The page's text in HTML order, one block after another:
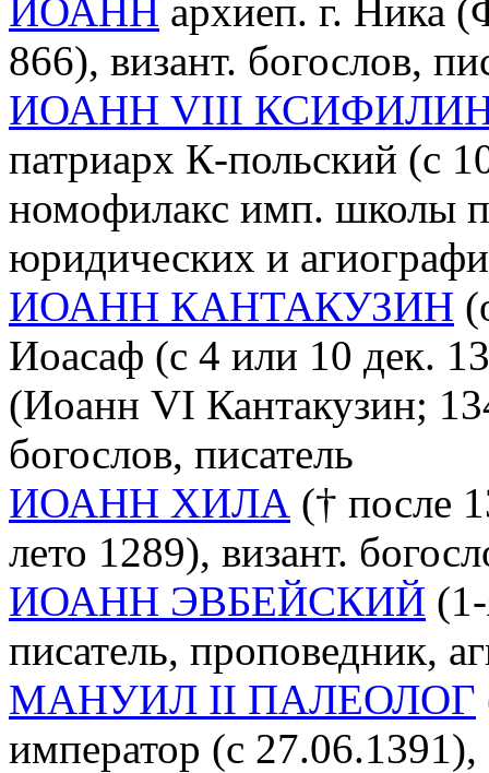
ИОАНН архиеп. г. Ника
866), визант. богослов,
ИОАНН VIII
патриарх К-польский (c
номофилакс имп. школы
юридических и
ИОАНН КАНТАКУЗИН
Иоасаф (с 4 или 10 дек.
(Иоанн VI Кантакузин;
богослов, писатель
ИОАНН ХИЛА († после
лето 1289), визант.
ИОАНН ЭВБЕЙСКИЙ
писатель, проповедник,
МАНУИЛ II ПАЛЕОЛОГ
император (c 27.06.1391),